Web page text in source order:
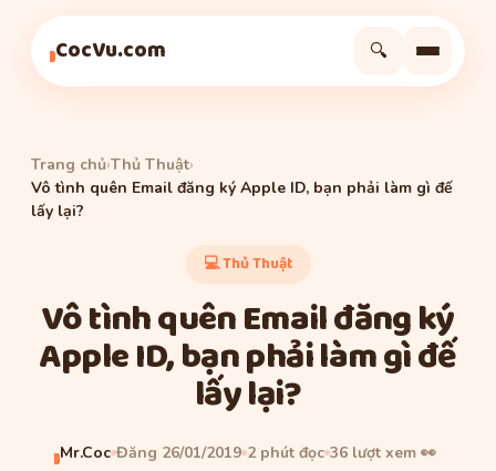
CocVu.com 🔍
Trang chủ›Thủ Thuật›
Vô tình quên Email đăng ký Apple ID, bạn phải làm gì đế
lấy lại?
💻 Thủ Thuật
Vô tình quên Email đăng ký
Apple ID, bạn phải làm gì đế
lấy lại?
Mr.Coc Đăng 26/01/2019 2 phút đọc 36 lượt xem 👀
Thủ Thuật
Thủ Thuật
Thủ Thuật